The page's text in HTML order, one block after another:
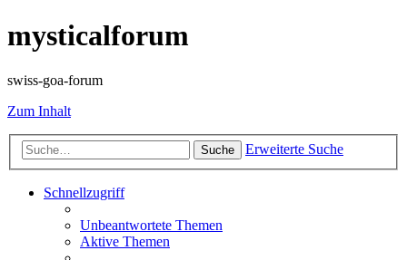
mysticalforum
swiss-goa-forum
Zum Inhalt
Suche Erweiterte Suche
Schnellzugriff
Unbeantwortete Themen
Aktive Themen